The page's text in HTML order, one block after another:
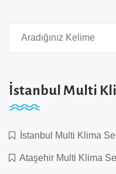
İstanbul Multi
İstanbul Multi Klima
Ataşehir Multi Klima